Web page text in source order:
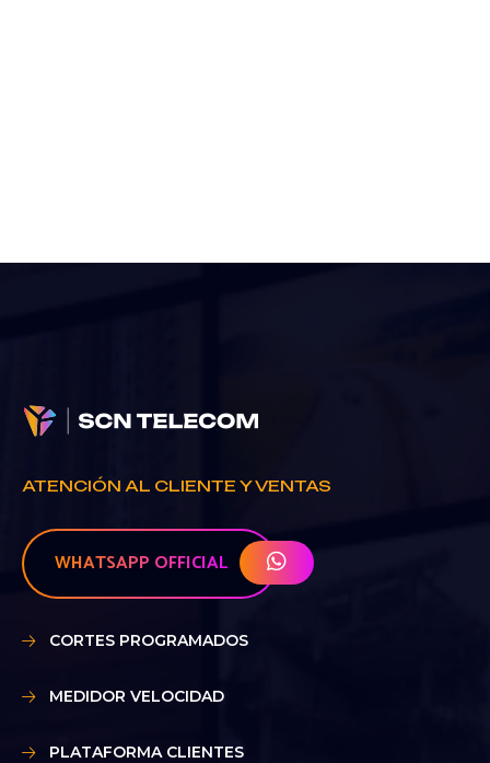
ATENCIÓN AL CLIENTE Y VENTAS
WHATSAPP OFFICIAL
CORTES PROGRAMADOS
MEDIDOR VELOCIDAD
PLATAFORMA CLIENTES